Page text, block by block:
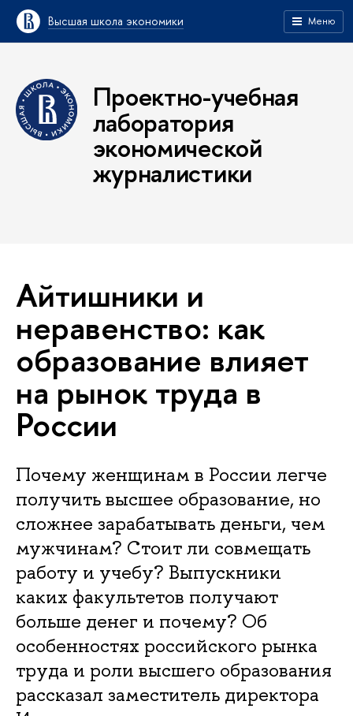
Высшая школа экономики Меню
Проектно-учебная
лаборатория
экономической
журналистики
Айтишники и
неравенство: как
образование влияет
на рынок труда в
России
Почему женщинам в России легче
получить высшее образование, но
сложнее зарабатывать деньги, чем
мужчинам? Стоит ли совмещать
работу и учебу? Выпускники
каких факультетов получают
больше денег и почему? Об
особенностях российского рынка
труда и роли высшего образования
рассказал заместитель директора